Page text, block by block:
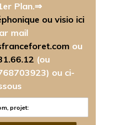
Plan.⇒
ou visio ici
mail
ou
(ou
ou ci-